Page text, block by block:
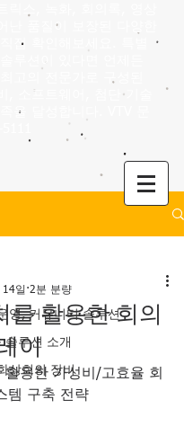
난 품질이 보장된 다양한
접 확인해보세요. 특별
최고의 전문가로 구성된
, 소프트웨어, 첨단 기술
을 달성합니다. VTV 문
영, 커뮤니티 솔루션
솔루션 소개
상회의 장비
를 활용한 회의
이
일 2분 분량
활용한 가성비/고효율 회
템 구축 전략